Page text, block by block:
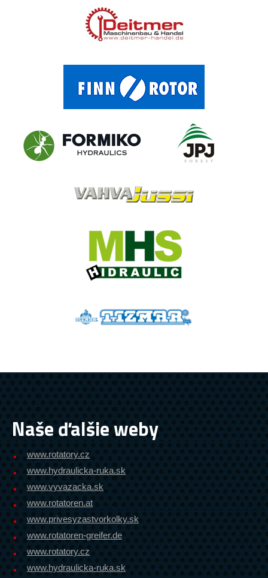
Naše ďalšie weby
www.rotatory.cz
www.hydraulicka-ruka.sk
www.vyvazacka.sk
www.rotatoren.at
www.privesyzastvorkolky.sk
www.rotatoren-greifer.de
www.rotatory.cz
www.hydraulicka-ruka.sk